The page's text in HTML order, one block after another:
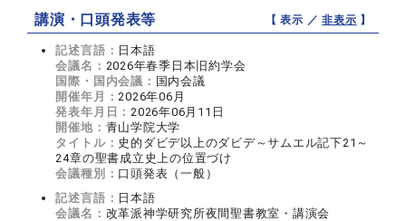
講演・口頭発表等 【 表示 ／非表示 】
記述言語： 日本語
会議名： 2026年春季日本旧約学会
国際・国内会議： 国内会議
開催年月：2026年06月
発表年月日：2026年06月11日
開催地： 青山学院大学
タイトル： 史的ダビデ以上のダビデ～サムエル記下21～
24章の聖書成立史上の位置づけ
会議種別： 口頭発表（一般）
記述言語： 日本語
会議名： 改革派神学研究所夜間聖書教室・講演会